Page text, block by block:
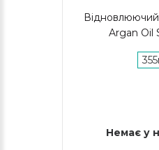
Argan Oil
Немає у